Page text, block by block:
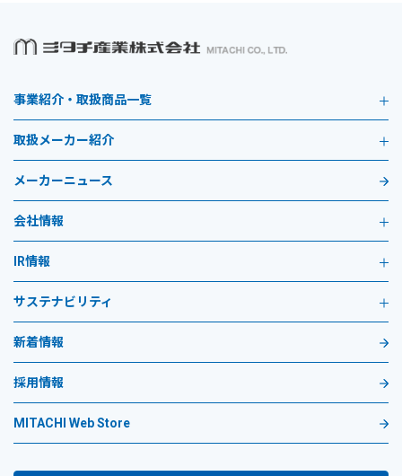
事業紹介・取扱商品一覧
取扱メーカー紹介
メーカーニュース
会社情報
IR情報
サステナビリティ
新着情報
採用情報
MITACHI Web Store